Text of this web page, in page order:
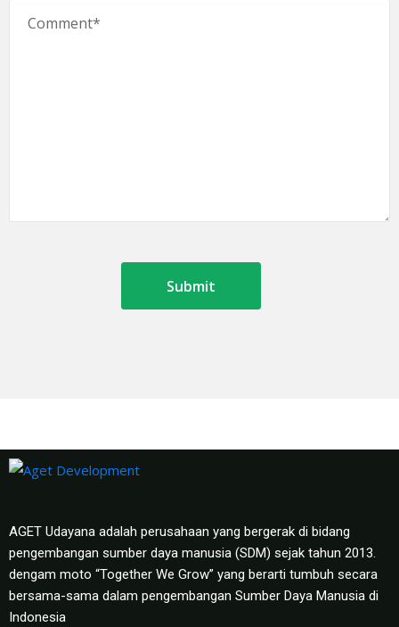
AGET Udayana adalah perusahaan yang bergerak di bidang
pengembangan sumber daya manusia (SDM) sejak tahun 2013.
dengam moto “Together We Grow” yang berarti tumbuh secara
bersama-sama dalam pengembangan Sumber Daya Manusia di
Indonesia